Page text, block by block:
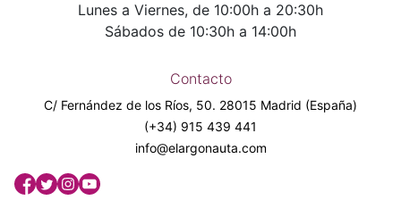
Lunes a Viernes, de 10:00h a 20:30h
Sábados de 10:30h a 14:00h
Contacto
C/ Fernández de los Ríos, 50. 28015 Madrid (España)
(+34) 915 439 441
info@elargonauta.com